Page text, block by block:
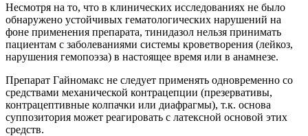
Несмотря на то, что в клинических исследованиях не было
обнаружено устойчивых гематологических нарушений на
фоне применения препарата, тинидазол нельзя принимать
пациентам с заболеваниями системы кроветворения (лейкоз,
нарушения гемопоэза) в настоящее время или в анамнезе.
Препарат Гайномакс не следует применять одновременно со
средствами механической контрацепции (презервативы,
контрацептивные колпачки или диафрагмы), т.к. основа
суппозитория может реагировать с латексной основой этих
средств.